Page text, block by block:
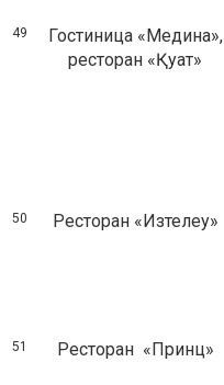
49
Гостиница «Медина»,
ресторан «Қуат»
50 Ресторан «Изтелеу»
51 Ресторан «Принц»